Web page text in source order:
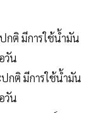
กติ มีการใช้น้ำมัน
วัน
กติ มีการใช้น้ำมัน
วัน